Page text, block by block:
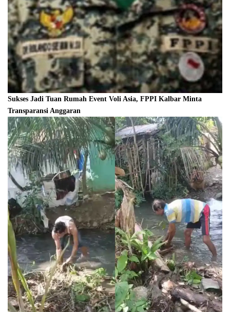
Sukses Jadi Tuan Rumah Event Voli Asia, FPPI Kalbar Minta
Transparansi Anggaran